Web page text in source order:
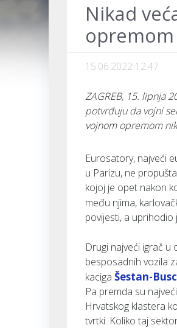
Nikad
opremom
15.06.2022 12:47
ZAGREB, 15. lipnja
potvrđuju da vojni
vojnom opremom
Eurosatory, najveći
u Parizu, ne
kojoj je opet nakon
među njima,
povijesti, a uprihodio
Drugi najveći igrač
besposadnih vozila
kaciga Šestan-
Pa premda su
Hrvatskog klastera
tvrtki. Koliko taj